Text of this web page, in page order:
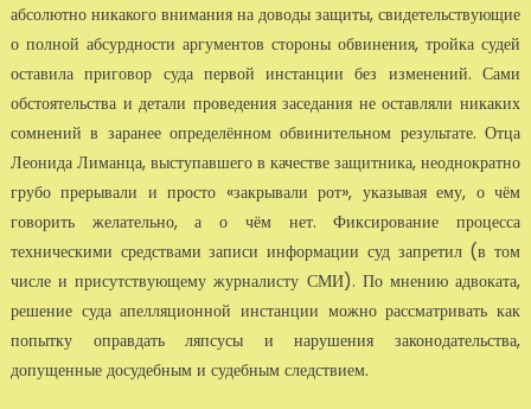
абсолютно никакого внимания на доводы защиты, свидетельствующие
о полной абсурдности аргументов стороны обвинения, тройка судей
оставила приговор суда первой инстанции без изменений. Сами
обстоятельства и детали проведения заседания не оставляли никаких
сомнений в заранее определённом обвинительном результате. Отца
Леонида Лиманца, выступавшего в качестве защитника, неоднократно
грубо прерывали и просто «закрывали рот», указывая ему, о чём
говорить желательно, а о чём нет. Фиксирование процесса
техническими средствами записи информации суд запретил (в том
числе и присутствующему журналисту СМИ). По мнению адвоката,
решение суда апелляционной инстанции можно рассматривать как
попытку оправдать ляпсусы и нарушения законодательства,
допущенные досудебным и судебным следствием.